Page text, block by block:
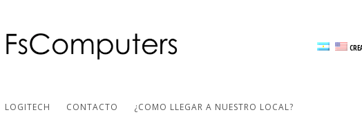
LOGITECH CONTACTO ¿COMO LLEGAR A NUESTRO LOCAL?